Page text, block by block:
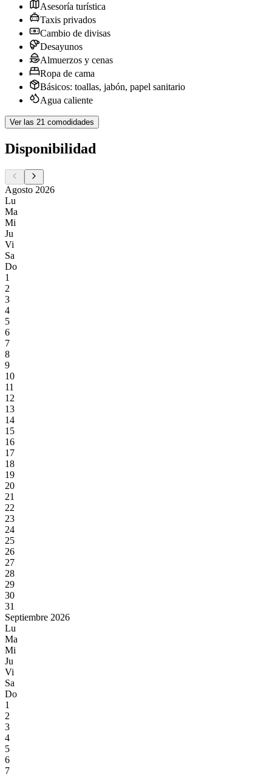
Asesoría turística
Taxis privados
Cambio de divisas
Desayunos
Almuerzos y cenas
Ropa de cama
Básicos: toallas, jabón, papel sanitario
Agua caliente
Ver las 21 comodidades
Disponibilidad
Agosto 2026
Lu
Ma
Mi
Ju
Vi
Sa
Do
1
2
3
4
5
6
7
8
9
10
11
12
13
14
15
16
17
18
19
20
21
22
23
24
25
26
27
28
29
30
31
Septiembre 2026
Lu
Ma
Mi
Ju
Vi
Sa
Do
1
2
3
4
5
6
7